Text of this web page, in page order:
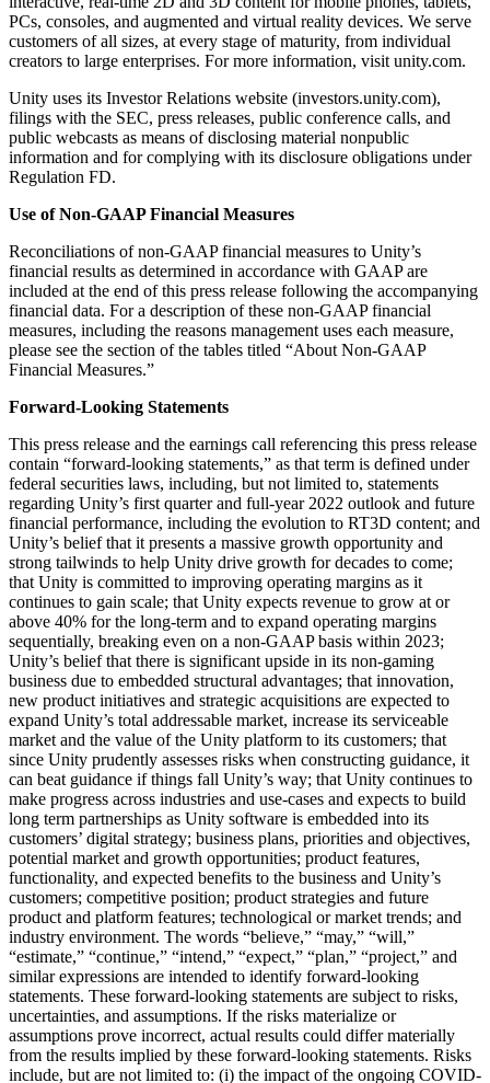
PCs, consoles, and augmented and virtual reality devices. We serve
customers of all sizes, at every stage of maturity, from individual
creators to large enterprises. For more information, visit unity.com.
Unity uses its Investor Relations website (investors.unity.com),
filings with the SEC, press releases, public conference calls, and
public webcasts as means of disclosing material nonpublic
information and for complying with its disclosure obligations under
Regulation FD.
Use of Non-GAAP Financial Measures
Reconciliations of non-GAAP financial measures to Unity’s
financial results as determined in accordance with GAAP are
included at the end of this press release following the accompanying
financial data. For a description of these non-GAAP financial
measures, including the reasons management uses each measure,
please see the section of the tables titled “About Non-GAAP
Financial Measures.”
Forward-Looking Statements
This press release and the earnings call referencing this press release
contain “forward-looking statements,” as that term is defined under
federal securities laws, including, but not limited to, statements
regarding Unity’s first quarter and full-year 2022 outlook and future
financial performance, including the evolution to RT3D content; and
Unity’s belief that it presents a massive growth opportunity and
strong tailwinds to help Unity drive growth for decades to come;
that Unity is committed to improving operating margins as it
continues to gain scale; that Unity expects revenue to grow at or
above 40% for the long-term and to expand operating margins
sequentially, breaking even on a non-GAAP basis within 2023;
Unity’s belief that there is significant upside in its non-gaming
business due to embedded structural advantages; that innovation,
new product initiatives and strategic acquisitions are expected to
expand Unity’s total addressable market, increase its serviceable
market and the value of the Unity platform to its customers; that
since Unity prudently assesses risks when constructing guidance, it
can beat guidance if things fall Unity’s way; that Unity continues to
make progress across industries and use-cases and expects to build
long term partnerships as Unity software is embedded into its
customers’ digital strategy; business plans, priorities and objectives,
potential market and growth opportunities; product features,
functionality, and expected benefits to the business and Unity’s
customers; competitive position; product strategies and future
product and platform features; technological or market trends; and
industry environment. The words “believe,” “may,” “will,”
“estimate,” “continue,” “intend,” “expect,” “plan,” “project,” and
similar expressions are intended to identify forward-looking
statements. These forward-looking statements are subject to risks,
uncertainties, and assumptions. If the risks materialize or
assumptions prove incorrect, actual results could differ materially
from the results implied by these forward-looking statements. Risks
include, but are not limited to: (i) the impact of the ongoing COVID-